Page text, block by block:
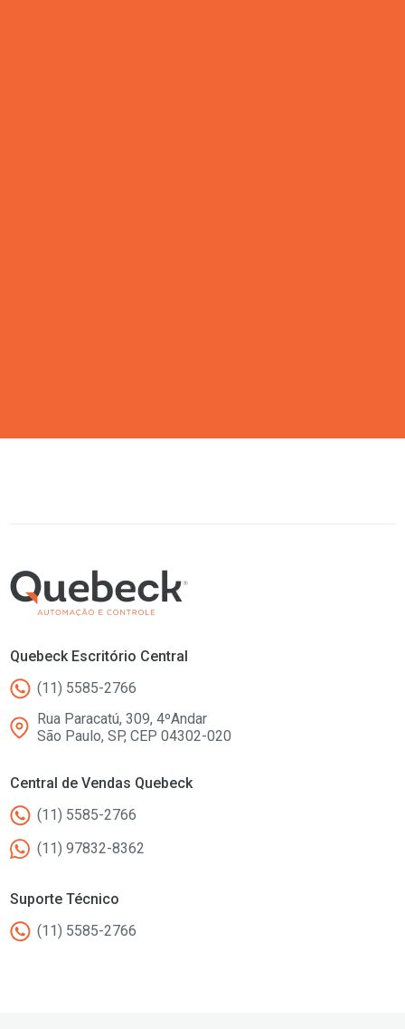
Quebeck Escritório Central
(11) 5585-2766
Rua Paracatú, 309, 4ºAndar
São Paulo, SP, CEP 04302-020
Central de Vendas Quebeck
(11) 5585-2766
(11) 97832-8362
Suporte Técnico
(11) 5585-2766